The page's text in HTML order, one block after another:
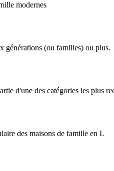
modernes
générations (ou familles) ou plus.
d'une des catégories les plus
des maisons de famille en L